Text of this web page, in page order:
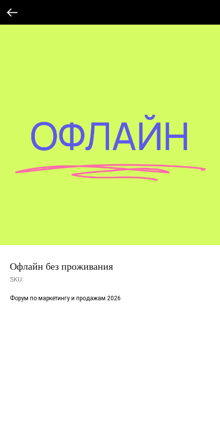
Офлайн без проживания
SKU:
Форум по маркетингу и продажам 2026